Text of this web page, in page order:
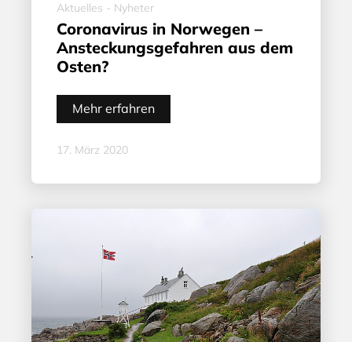
Aktuelles - Nyheter
Coronavirus in Norwegen –
Ansteckungsgefahren aus dem
Osten?
Mehr erfahren
17. März 2020